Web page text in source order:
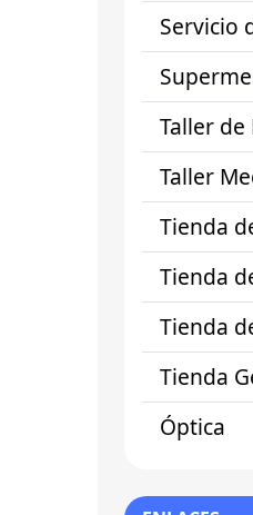
Servicio
Taller
Taller
Tienda
Tienda
Tienda
Tienda
Óptica